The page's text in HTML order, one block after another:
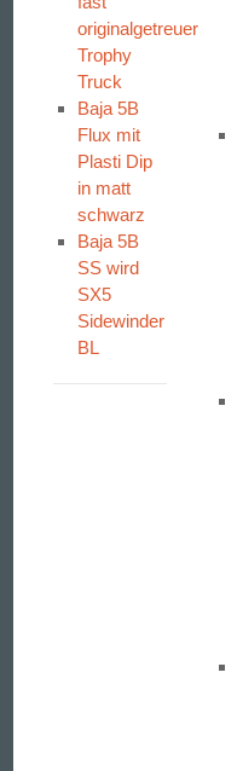
originalgetreuer
Trophy
Truck
Baja 5B
Flux mit
Plasti Dip
in matt
schwarz
Baja 5B
SS wird
SX5
Sidewinder
BL